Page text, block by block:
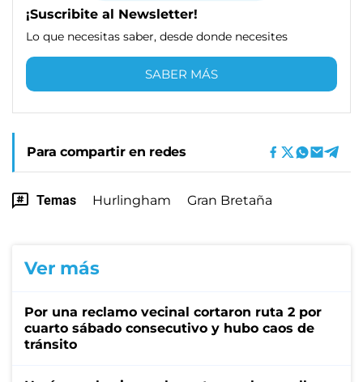
¡Suscribite al Newsletter!
Lo que necesitas saber, desde donde necesites
SABER MÁS
Para compartir en redes
Temas Hurlingham Gran Bretaña
Ver más
Por una reclamo vecinal cortaron ruta 2 por
cuarto sábado consecutivo y hubo caos de
tránsito